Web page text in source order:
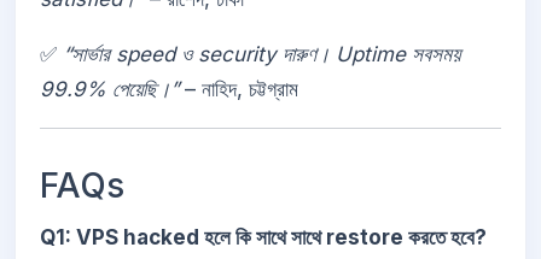
✅ “সার্ভার speed ও security দারুণ। Uptime সবসময়
99.9% পেয়েছি।”– নাহিদ, চট্টগ্রাম
FAQs
Q1: VPS hacked হলে কি সাথে সাথে restore করতে হবে?